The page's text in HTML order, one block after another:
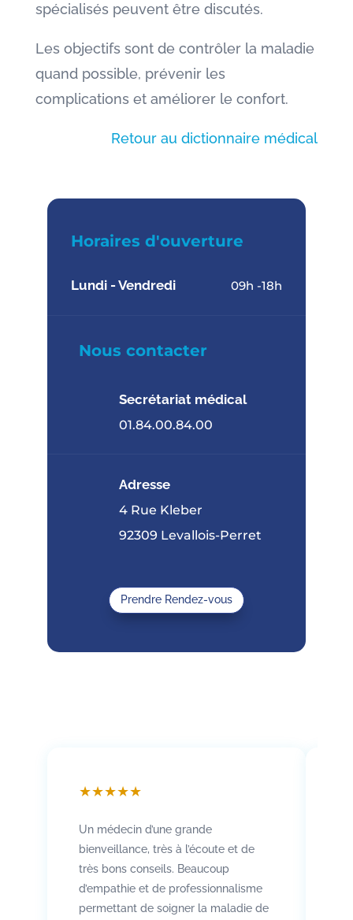
spécialisés peuvent être discutés.
Les objectifs sont de contrôler la maladie
quand possible, prévenir les
complications et améliorer le confort.
Retour au dictionnaire médical
Horaires d'ouverture
Lundi - Vendredi 09h -18h
Nous contacter
Secrétariat médical
01.84.00.84.00
Adresse
4 Rue Kleber
92309 Levallois-Perret
Prendre Rendez-vous
★★★★★
Un médecin d’une grande
bienveillance, très à l’écoute et de
très bons conseils. Beaucoup
d’empathie et de professionnalisme
permettant de soigner la maladie de